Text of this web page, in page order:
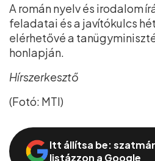
A román nyelv és irodalom
feladatai és a javítókulcs
elérhetővé a
honlapján.
Hírszerkesztő
(Fotó: MTI)
Itt állítsa be:
listázzon a Google